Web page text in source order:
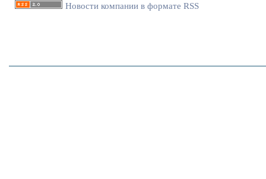
Новости компании в формате RSS